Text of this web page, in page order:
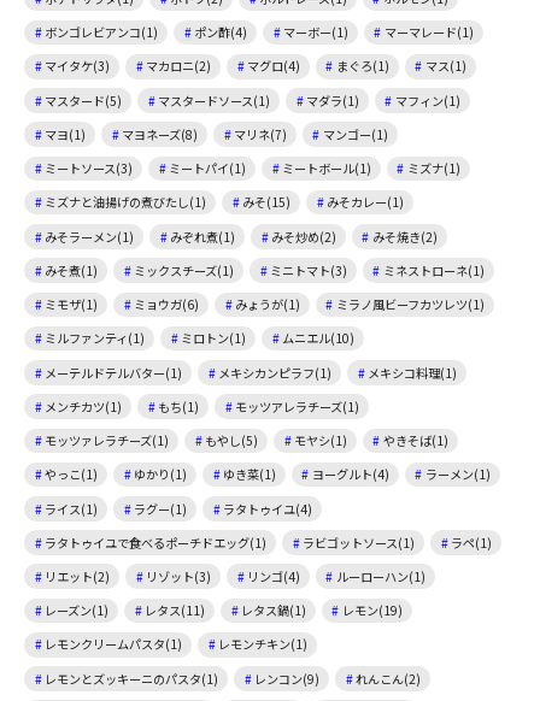
ボンゴレビアンコ(1)
ポン酢(4) マーボー(1)
マーマレード(1)
マイタケ(3)
マカロニ(2) マグロ(4) まぐろ(1)
マス(1)
マスタード(5)
マスタードソース(1) マダラ(1)
マフィン(1)
マヨ(1)
マヨネーズ(8) マリネ(7)
マンゴー(1)
ミートソース(3)
ミートパイ(1) ミートボール(1)
ミズナ(1)
ミズナと油揚げの煮びたし(1)
みそ(15)
みそカレー(1)
みそラーメン(1)
みぞれ煮(1) みそ炒め(2)
みそ焼き(2)
みそ煮(1)
ミックスチーズ(1) ミニトマト(3)
ミネストローネ(1)
ミモザ(1)
ミョウガ(6) みょうが(1)
ミラノ風ビーフカツレツ(1)
ミルファンティ(1)
ミロトン(1)
ムニエル(10)
メーテルドテルバター(1)
メキシカンピラフ(1)
メキシコ料理(1)
メンチカツ(1)
もち(1)
モッツアレラチーズ(1)
モッツァレラチーズ(1)
もやし(5) モヤシ(1)
やきそば(1)
やっこ(1)
ゆかり(1) ゆき菜(1) ヨーグルト(4)
ラーメン(1)
ライス(1)
ラグー(1)
ラタトゥイユ(4)
ラタトゥイユで食べるポーチドエッグ(1)
ラビゴットソース(1)
ラペ(1)
リエット(2)
リゾット(3) リンゴ(4)
ルーローハン(1)
レーズン(1)
レタス(11) レタス鍋(1)
レモン(19)
レモンクリームパスタ(1)
レモンチキン(1)
レモンとズッキーニのパスタ(1)
レンコン(9)
れんこん(2)